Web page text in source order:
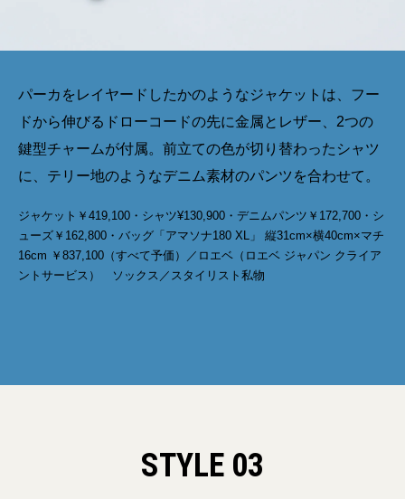
パーカをレイヤードしたかのようなジャケットは、フー
ドから伸びるドローコードの先に金属とレザー、2つの
鍵型チャームが付属。前立ての色が切り替わったシャツ
に、テリー地のようなデニム素材のパンツを合わせて。
ジャケット￥419,100・シャツ¥130,900・デニムパンツ￥172,700・シ
ューズ￥162,800・バッグ「アマソナ180 XL」 縦31cm×横40cm×マチ
16cm ￥837,100（すべて予価）／ロエベ（ロエベ ジャパン クライア
ントサービス） ソックス／スタイリスト私物
STYLE 03